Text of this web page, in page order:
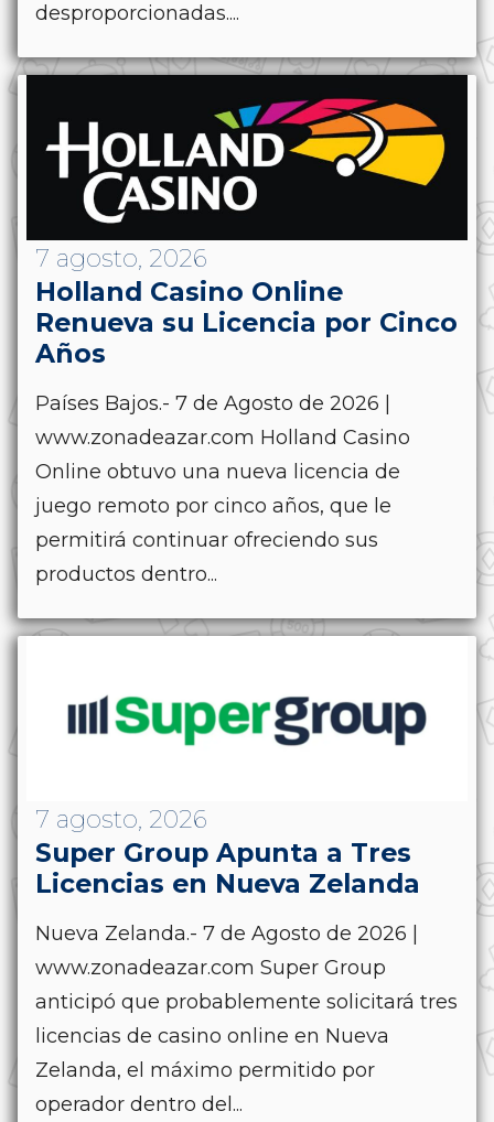
desproporcionadas....
7 agosto, 2026
Holland Casino Online
Renueva su Licencia por Cinco
Años
Países Bajos.- 7 de Agosto de 2026 |
www.zonadeazar.com Holland Casino
Online obtuvo una nueva licencia de
juego remoto por cinco años, que le
permitirá continuar ofreciendo sus
productos dentro...
7 agosto, 2026
Super Group Apunta a Tres
Licencias en Nueva Zelanda
Nueva Zelanda.- 7 de Agosto de 2026 |
www.zonadeazar.com Super Group
anticipó que probablemente solicitará tres
licencias de casino online en Nueva
Zelanda, el máximo permitido por
operador dentro del...